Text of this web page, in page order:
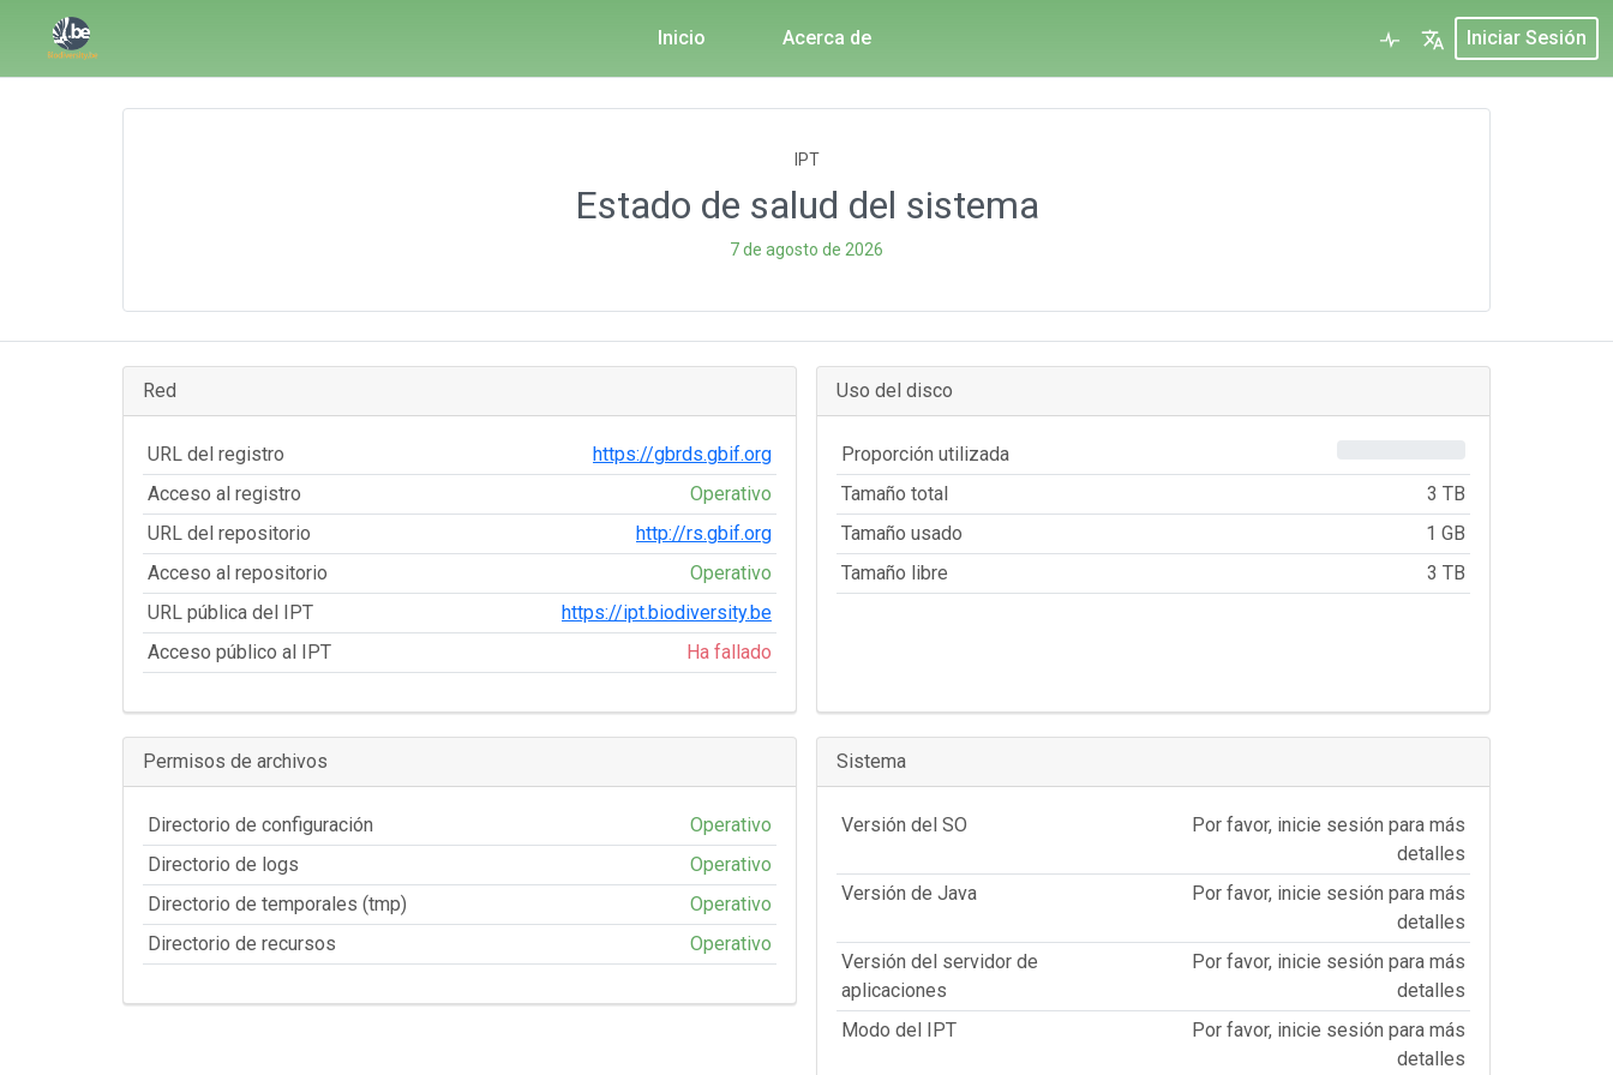
Inicio Acerca de Iniciar Sesión
IPT
Estado de salud del sistema
7 de agosto de 2026
Red
URL del registro
https://gbrds.gbif.org
Acceso al registro
Operativo
URL del repositorio
http://rs.gbif.org
Acceso al repositorio
Operativo
URL pública del IPT
https://ipt.biodiversity.be
Acceso público al IPT
Ha fallado
Uso del disco
Proporción utilizada
Tamaño total
3 TB
Tamaño usado
1 GB
Tamaño libre
3 TB
Permisos de archivos
Directorio de configuración
Operativo
Directorio de logs
Operativo
Directorio de temporales (tmp)
Operativo
Directorio de recursos
Operativo
Sistema
Versión del SO
Por favor, inicie sesión para más
detalles
Versión de Java
Por favor, inicie sesión para más
detalles
Versión del servidor de
aplicaciones
Por favor, inicie sesión para más
detalles
Modo del IPT
Por favor, inicie sesión para más
detalles